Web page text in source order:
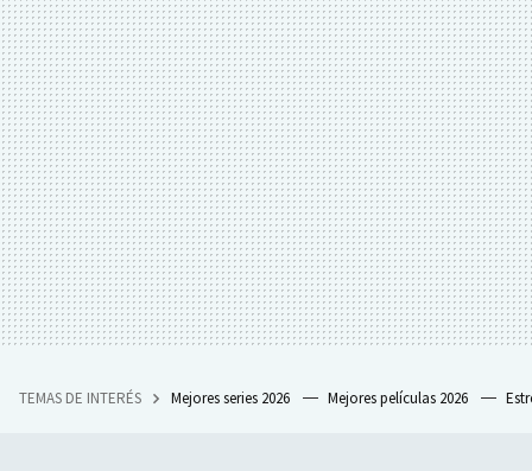
TEMAS DE INTERÉS Mejores series 2026 Mejores películas 2026